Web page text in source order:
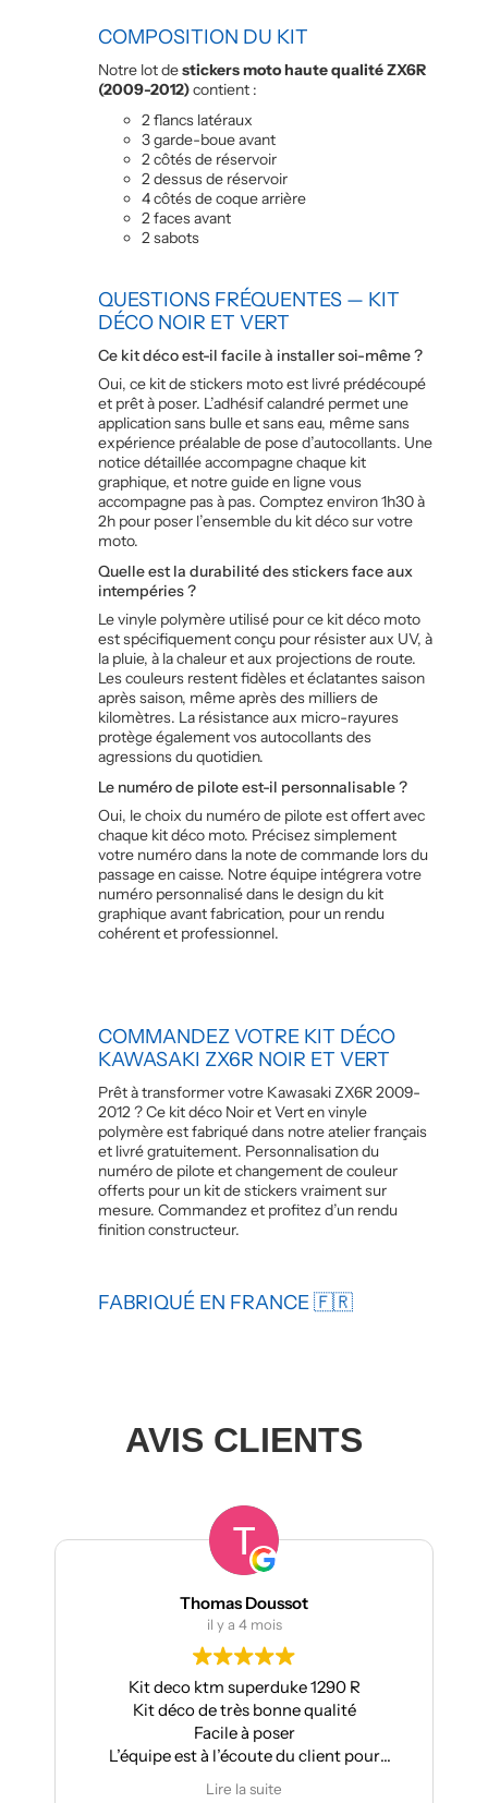
COMPOSITION DU KIT
Notre lot destickers moto haute qualité ZX6R
(2009-2012)contient :
2 flancs latéraux
3 garde-boue avant
2 côtés de réservoir
2 dessus de réservoir
4 côtés de coque arrière
2 faces avant
2 sabots
QUESTIONS FRÉQUENTES — KIT
DÉCO NOIR ET VERT
Ce kit déco est-il facile à installer soi-même ?
Oui, ce kit de stickers moto est livré prédécoupé
et prêt à poser. L’adhésif calandré permet une
application sans bulle et sans eau, même sans
expérience préalable de pose d’autocollants. Une
notice détaillée accompagne chaque kit
graphique, et notre guide en ligne vous
accompagne pas à pas. Comptez environ 1h30 à
2h pour poser l’ensemble du kit déco sur votre
moto.
Quelle est la durabilité des stickers face aux
intempéries ?
Le vinyle polymère utilisé pour ce kit déco moto
est spécifiquement conçu pour résister aux UV, à
la pluie, à la chaleur et aux projections de route.
Les couleurs restent fidèles et éclatantes saison
après saison, même après des milliers de
kilomètres. La résistance aux micro-rayures
protège également vos autocollants des
agressions du quotidien.
Le numéro de pilote est-il personnalisable ?
Oui, le choix du numéro de pilote est offert avec
chaque kit déco moto. Précisez simplement
votre numéro dans la note de commande lors du
passage en caisse. Notre équipe intégrera votre
numéro personnalisé dans le design du kit
graphique avant fabrication, pour un rendu
cohérent et professionnel.
COMMANDEZ VOTRE KIT DÉCO
KAWASAKI ZX6R NOIR ET VERT
Prêt à transformer votre Kawasaki ZX6R 2009-
2012 ? Ce kit déco Noir et Vert en vinyle
polymère est fabriqué dans notre atelier français
et livré gratuitement. Personnalisation du
numéro de pilote et changement de couleur
offerts pour un kit de stickers vraiment sur
mesure. Commandez et profitez d’un rendu
finition constructeur.
FABRIQUÉ EN FRANCE 🇫🇷
AVIS CLIENTS
Thomas Doussot
il y a 4 mois
Kit deco ktm superduke 1290 R
Kit déco de très bonne qualité
Facile à poser
L’équipe est à l’écoute du client pour
effectuer des modifications
Lire la suite